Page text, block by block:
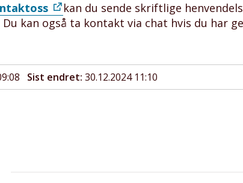
kan du sende skriftlige
kan også ta kontakt via chat hvis du har
Sist endret 30.12.2024 11:10